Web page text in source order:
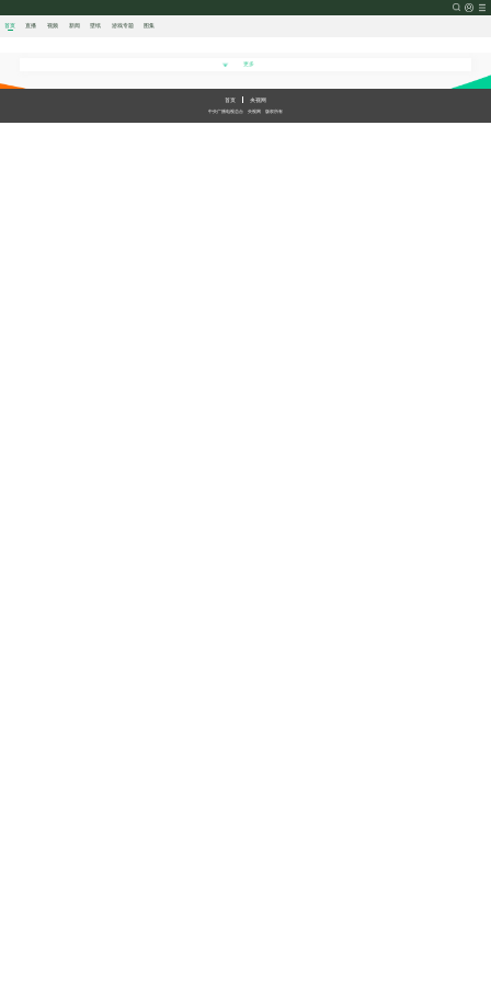
首页 直播 视频 新闻 壁纸 游戏专题 图集
更多
首页
央视网
中央广播电视总台
央视网 版权所有